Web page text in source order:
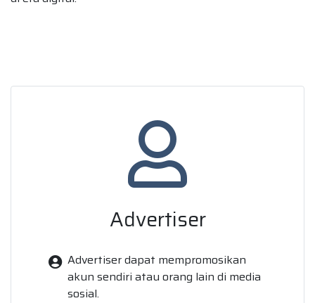
Advertiser
Advertiser dapat mempromosikan
akun sendiri atau orang lain di media
sosial.